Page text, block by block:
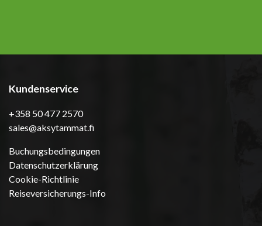
Kundenservice
+358 50 477 2570
sales@aksytammat.fi
Buchungsbedingungen
Datenschutzerklärung
Cookie-Richtlinie
Reiseversicherungs-Info